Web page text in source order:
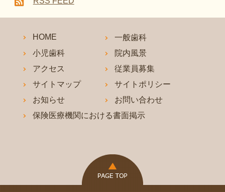
HOME
一般歯科
小児歯科
院内風景
アクセス
従業員募集
サイトマップ
サイトポリシー
お知らせ
お問い合わせ
保険医療機関における書面掲示